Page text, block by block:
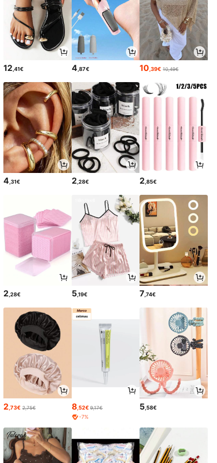
12 ,41€ 4 ,87€ 10 ,39€ 10,49€
4,31€ 2,28€ 2,85€
2,28€ 5,19€ 7,74€
2 ,73€ 2,75€ 8,52€ 9,17€
-7%
5 ,58€